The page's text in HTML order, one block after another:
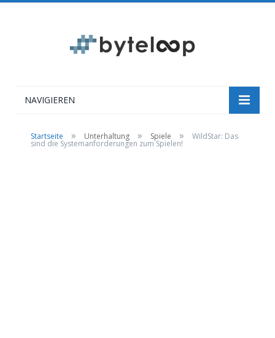
NAVIGIEREN
Startseite » Unterhaltung » Spiele » WildStar: Das
sind die Systemanforderungen zum Spielen!